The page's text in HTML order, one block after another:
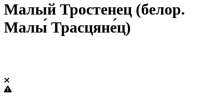
Малый Тростенец (белор.
Малы́ Трасцяне́ц)